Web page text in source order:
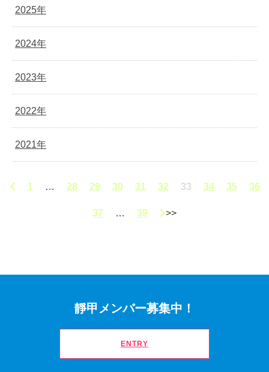
2025年
2024年
2023年
2022年
2021年
1 … 28 29 30 31 32 33 34 35 36
37 … 39
靜甲メンバー募集中！
ENTRY